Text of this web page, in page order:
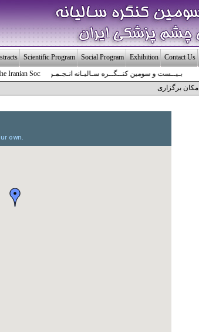
Scientific Program Social Program Exhibition Contact Us
Society of Ophthalmology
بـیــست و سومین کنــگــره سـالیـانه انـجـمـن چـشـم پـزشـکی
مکان برگزاری